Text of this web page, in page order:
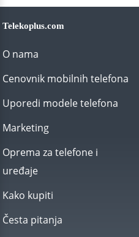
Telekoplus.com
O nama
Cenovnik mobilnih telefona
Uporedi modele telefona
Marketing
Oprema za telefone i
uređaje
Kako kupiti
Česta pitanja